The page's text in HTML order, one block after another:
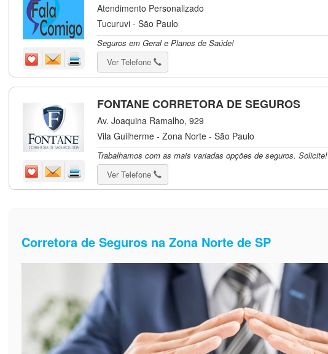
Atendimento Personalizado
Tucuruvi - São Paulo
Seguros em Geral e Planos de Saúde!
Ver Telefone
FONTANE CORRETORA DE SEGUROS
Av. Joaquina Ramalho, 929
Vila Guilherme - Zona Norte - São Paulo
Trabalhamos com as mais variadas opções de seguros. Solicite!
Ver Telefone
Corretora de Seguros na Zona Norte de SP